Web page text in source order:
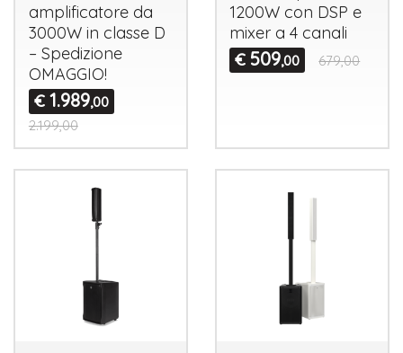
amplificatore da
3000W in classe D
– Spedizione
OMAGGIO!
€ 1.989,00
2.199,00
1200W con DSP e
mixer a 4 canali
€ 509,00 679,00